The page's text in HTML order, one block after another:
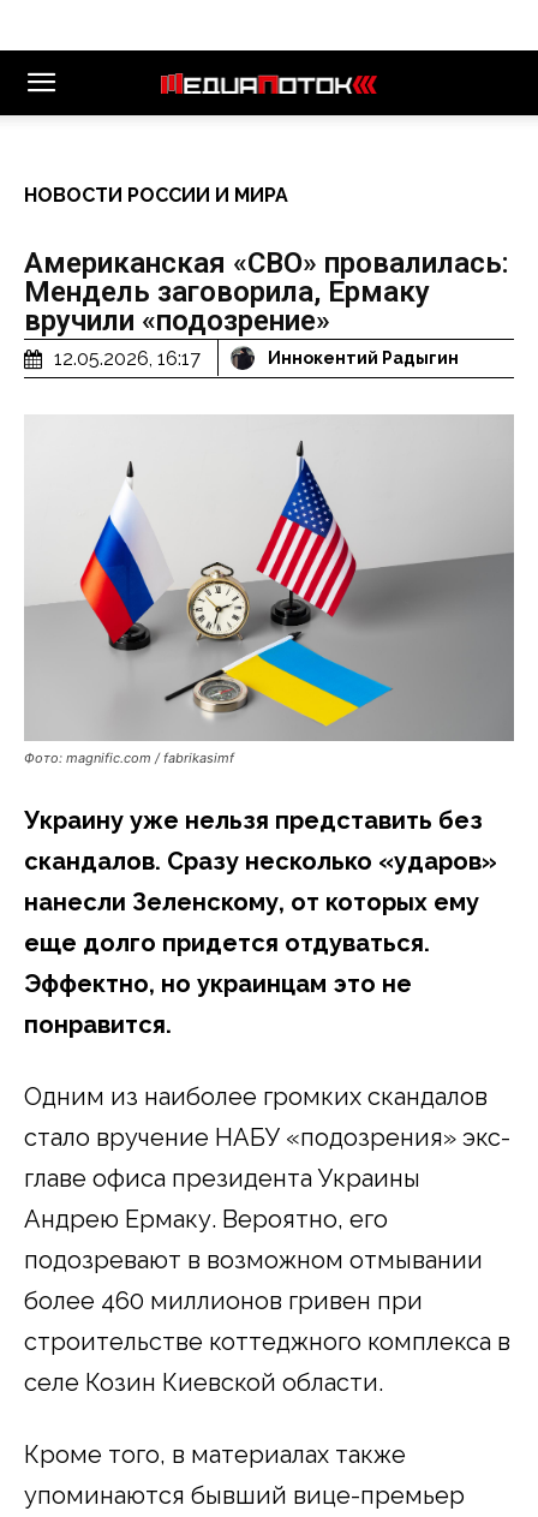
НОВОСТИ РОССИИ И МИРА
Американская «СВО» провалилась:
Мендель заговорила, Ермаку
вручили «подозрение»
12.05.2026, 16:17 Иннокентий Радыгин
Фото: magnific.com / fabrikasimf
Украину уже нельзя представить без
скандалов. Сразу несколько «ударов»
нанесли Зеленскому, от которых ему
еще долго придется отдуваться.
Эффектно, но украинцам это не
понравится.
Одним из наиболее громких скандалов
стало вручение НАБУ «подозрения» экс-
главе офиса президента Украины
Андрею Ермаку. Вероятно, его
подозревают в возможном отмывании
более 460 миллионов гривен при
строительстве коттеджного комплекса в
селе Козин Киевской области.
Кроме того, в материалах также
упоминаются бывший вице-премьер